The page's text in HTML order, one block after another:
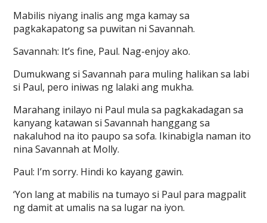
Mabilis niyang inalis ang mga kamay sa
pagkakapatong sa puwitan ni Savannah.
Savannah: It’s fine, Paul. Nag-enjoy ako.
Dumukwang si Savannah para muling halikan sa labi
si Paul, pero iniwas ng lalaki ang mukha.
Marahang inilayo ni Paul mula sa pagkakadagan sa
kanyang katawan si Savannah hanggang sa
nakaluhod na ito paupo sa sofa. Ikinabigla naman ito
nina Savannah at Molly.
Paul: I’m sorry. Hindi ko kayang gawin.
‘Yon lang at mabilis na tumayo si Paul para magpalit
ng damit at umalis na sa lugar na iyon.